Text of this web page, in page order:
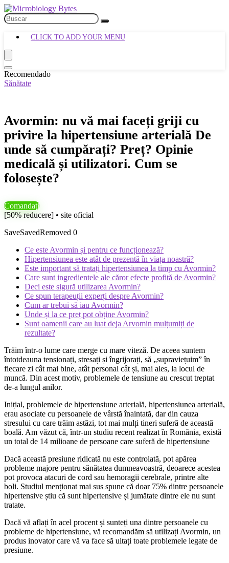
CLICK TO ADD YOUR MENU
Recomendado
Sănătate
Avormin: nu vă mai faceți griji cu
privire la hipertensiune arterială De
unde să cumpărați? Preț? Opinie
medicală și utilizatori. Cum se
folosește?
Comandați
[50% reducere] • site oficial
SaveSavedRemoved 0
Ce este Avormin și pentru ce funcționează?
Hipertensiunea este atât de prezentă în viața noastră?
Este important să tratați hipertensiunea la timp cu Avormin?
Care sunt ingredientele ale căror efecte profită de Avormin?
Deci este sigură utilizarea Avormin?
Ce spun terapeuții experți despre Avormin?
Cum ar trebui să iau Avormin?
Unde și la ce preț pot obține Avormin?
Sunt oamenii care au luat deja Arvomin mulțumiți de
rezultate?
Trăim într-o lume care merge cu mare viteză. De aceea suntem
întotdeauna tensionați, stresați și îngrijorați, să „supraviețuim” în
fiecare zi cât mai bine, atât personal cât și, mai ales, la locul de
muncă. Din acest motiv, problemele de tensiune au crescut treptat
de-a lungul anilor.
Inițial, problemele de hipertensiune arterială, hipertensiunea arterială,
erau asociate cu persoanele de vârstă înaintată, dar din cauza
stresului cu care trăim astăzi, tot mai mulți tineri suferă de această
boală. Am văzut că, într-un studiu recent realizat în România, există
un total de 14 milioane de persoane care suferă de hipertensiune
Dacă această presiune ridicată nu este controlată, pot apărea
probleme majore pentru sănătatea dumneavoastră, deoarece acestea
pot provoca atacuri de cord sau hemoragii cerebrale, printre alte
boli. Studiul menționat mai sus spune că doar 75% dintre persoanele
hipertensive știu că sunt hipertensive și jumătate dintre ele nu sunt
tratate.
Dacă vă aflați în acel procent și sunteți una dintre persoanele cu
probleme de hipertensiune, vă recomandăm să utilizați Avormin, un
produs inovator care vă va face să uitați toate problemele legate de
presiune.